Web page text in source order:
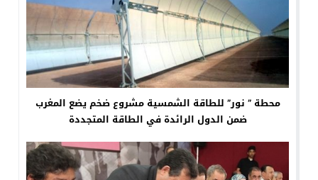
محطة ” نور” للطاقة الشمسية مشروع ضخم يضع المغرب
ضمن الدول الرائدة في الطاقة المتجددة